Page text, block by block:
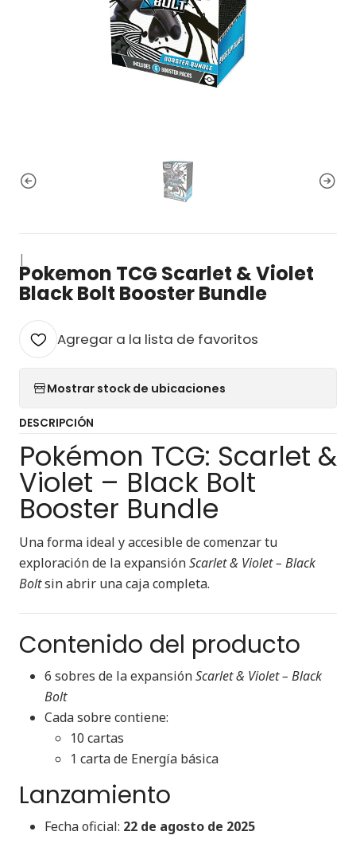
|
Pokemon TCG Scarlet & Violet
Black Bolt Booster Bundle
Agregar a la lista de favoritos
Mostrar stock de ubicaciones
DESCRIPCIÓN
Pokémon TCG: Scarlet &
Violet – Black Bolt
Booster Bundle
Una forma ideal y accesible de comenzar tu
exploración de la expansiónScarlet & Violet – Black
Boltsin abrir una caja completa.
Contenido del producto
6 sobres de la expansiónScarlet & Violet – Black
Bolt
Cada sobre contiene:
10 cartas
1 carta de Energía básica
Lanzamiento
Fecha oficial: 22 de agosto de 2025